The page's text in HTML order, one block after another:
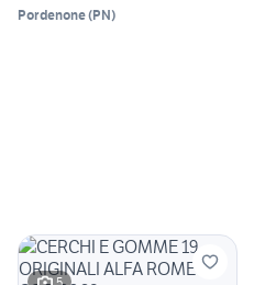
Pordenone(PN)